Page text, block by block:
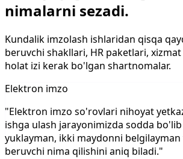
nimalarni sezadi.
Kundalik imzolash ishlaridan qisqa
beruvchi shakllari, HR paketlari,
holat izi kerak bo'lgan shartnomalar.
Elektron imzo
"Elektron imzo so'rovlari nihoyat
ishga ulash jarayonimizda sodda bo'lib
yuklayman, ikki maydonni belgilayman
beruvchi nima qilishini aniq biladi."